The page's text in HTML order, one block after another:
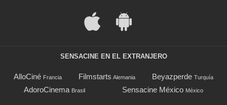
SENSACINE EN EL EXTRANJERO
AlloCiné Francia Filmstarts Alemania Beyazperde Turquía
AdoroCinema Brasil Sensacine México México